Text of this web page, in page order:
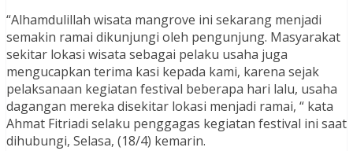
“Alhamdulillah wisata mangrove ini sekarang menjadi
semakin ramai dikunjungi oleh pengunjung. Masyarakat
sekitar lokasi wisata sebagai pelaku usaha juga
mengucapkan terima kasi kepada kami, karena sejak
pelaksanaan kegiatan festival beberapa hari lalu, usaha
dagangan mereka disekitar lokasi menjadi ramai, “ kata
Ahmat Fitriadi selaku penggagas kegiatan festival ini saat
dihubungi, Selasa, (18/4) kemarin.